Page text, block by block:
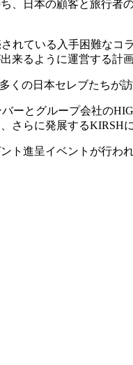
、日本の顧客と旅行者
れている入手困難なコ
来るように運営する計画
の日本セレブたちが
ーとグループ会社の
らに発展するKIRSH
ト進呈イベントが行われ